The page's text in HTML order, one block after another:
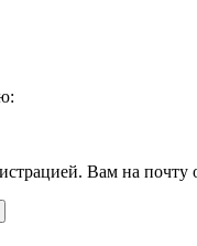
Вам на почту